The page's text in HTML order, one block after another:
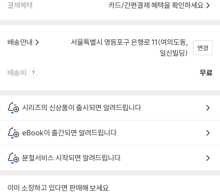
결제혜택 카드/간편결제 혜택을 확인하세요
배송안내
서울특별시 영등포구 은행로 11(여의도동,
일신빌딩)
변경
배송비 무료
시리즈의 신상품이 출시되면 알려드립니다.
eBook이 출간되면 알려드립니다.
분철서비스 시작되면 알려드립니다.
이미 소장하고 있다면 판매해 보세요.